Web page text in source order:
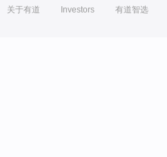
关于有道 Investors 有道智选